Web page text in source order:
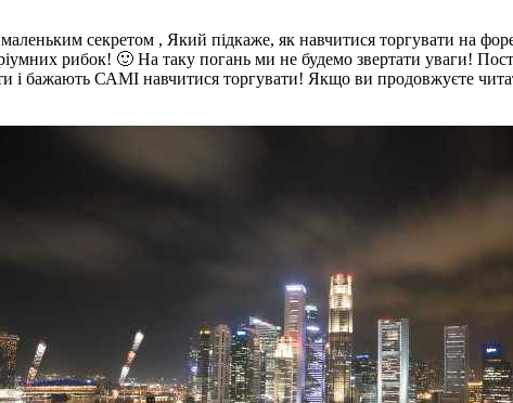
секретом , Який підкаже, як навчитися торгувати на
рибок! 🙂 На таку погань ми не будемо звертати уваги!
і бажають САМІ навчитися торгувати! Якщо ви продовжуєте